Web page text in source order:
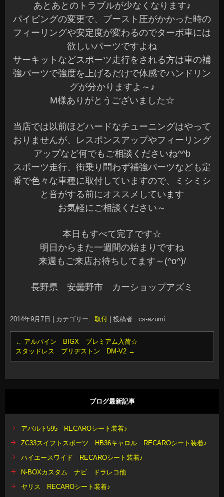
あとあとのトラブルが少なくなります♪
パイピングの変更で、ブースト圧がかかった時の
フィーリングや安定度が変わるのでターボ車には
欲しいパーツですよね
サーキットなどスポーツ走行をされる方は車の補
強パーツで強度を上げるだけで体感でハンドリン
グが分かりますよ～♪
M様ありがとうございました☆
当店では以前ほどハードなチューニングはやって
おりませんが、レスポンスアップやフィーリング
アップなど何でもご相談くださいね^^b
スポーツ走行、街乗り問わず補強パーツなども定
番で色々な車種に取付していますので、ミシミシ
と音がする前にオススメしています
お気軽にご相談ください～
本日もすべて完了です☆
明日からまた一週間の始まりですね
来週もご来店お待ちしてます～(^o^)/
長野県 安曇野市 カーショップアズミ
2014年9月7日 カテゴリー : 取付 投稿者 : cs-azumi
← アルパイン BIGX プレミアム入荷☆
スタッドレス ブリヂストン DM-V2 →
ブログ最新記事
アバルト595 RECAROシート装着♪
ZC33スイフトスポーツ HB36キャロル RECAROシート装着♪
ハイエースワイド RECAROシート装着♪
N-BOXカスタム ナビ ドラレコ他
ヤリス RECAROシート装着♪